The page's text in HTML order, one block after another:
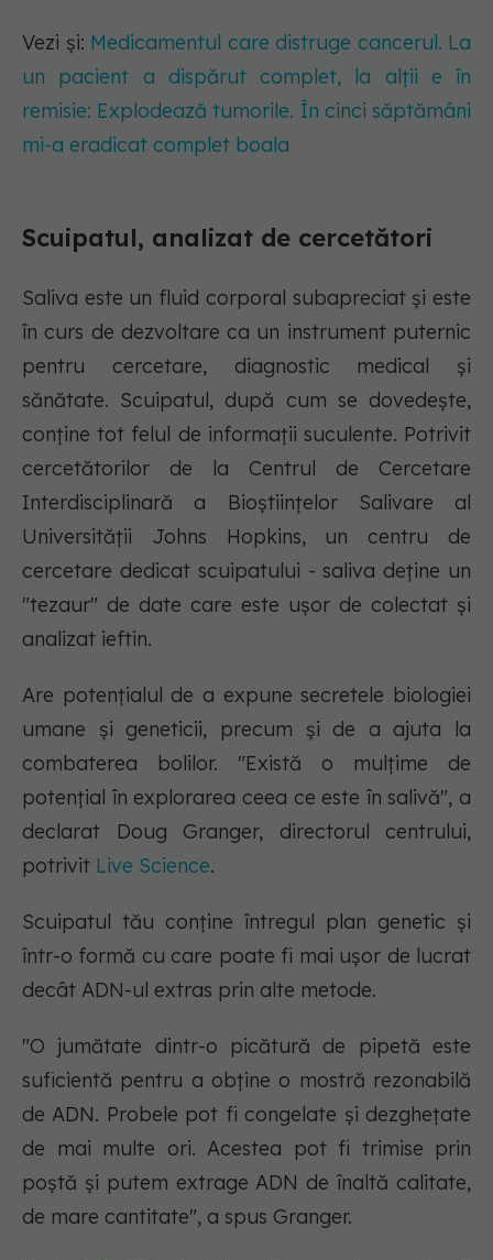
Vezi și: Medicamentul care distruge cancerul. La
un pacient a dispărut complet, la alții e în
remisie: Explodează tumorile. În cinci săptămâni
mi-a eradicat complet boala
Scuipatul, analizat de cercetători
Saliva este un fluid corporal subapreciat și este
în curs de dezvoltare ca un instrument puternic
pentru cercetare, diagnostic medical și
sănătate. Scuipatul, după cum se dovedește,
conține tot felul de informații suculente. Potrivit
cercetătorilor de la Centrul de Cercetare
Interdisciplinară a Bioștiințelor Salivare al
Universității Johns Hopkins, un centru de
cercetare dedicat scuipatului - saliva deține un
"tezaur" de date care este ușor de colectat și
analizat ieftin.
Are potențialul de a expune secretele biologiei
umane și geneticii, precum și de a ajuta la
combaterea bolilor. "Există o mulțime de
potențial în explorarea ceea ce este în salivă", a
declarat Doug Granger, directorul centrului,
potrivit Live Science.
Scuipatul tău conține întregul plan genetic și
într-o formă cu care poate fi mai ușor de lucrat
decât ADN-ul extras prin alte metode.
"O jumătate dintr-o picătură de pipetă este
suficientă pentru a obține o mostră rezonabilă
de ADN. Probele pot fi congelate și dezghețate
de mai multe ori. Acestea pot fi trimise prin
poștă și putem extrage ADN de înaltă calitate,
de mare cantitate", a spus Granger.